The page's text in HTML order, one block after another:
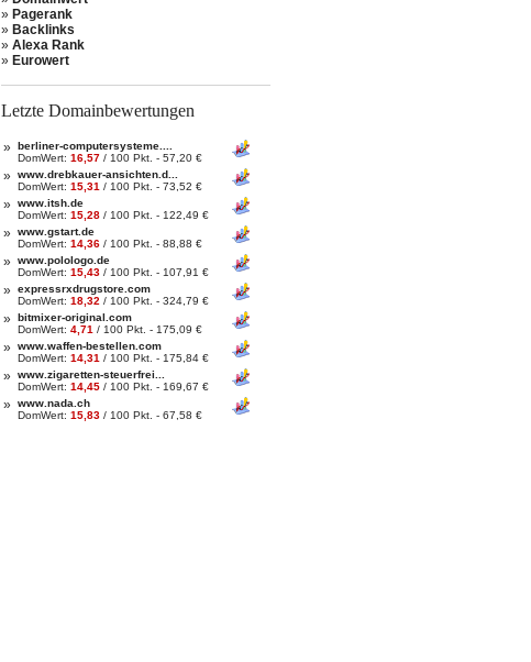
» Pagerank
» Backlinks
» Alexa Rank
» Eurowert
Letzte Domainbewertungen
» berliner-computersysteme....
DomWert: 16,57 / 100 Pkt. - 57,20 €
» www.drebkauer-ansichten.d...
DomWert: 15,31 / 100 Pkt. - 73,52 €
» www.itsh.de
DomWert: 15,28 / 100 Pkt. - 122,49 €
» www.gstart.de
DomWert: 14,36 / 100 Pkt. - 88,88 €
» www.polologo.de
DomWert: 15,43 / 100 Pkt. - 107,91 €
» expressrxdrugstore.com
DomWert: 18,32 / 100 Pkt. - 324,79 €
» bitmixer-original.com
DomWert: 4,71 / 100 Pkt. - 175,09 €
» www.waffen-bestellen.com
DomWert: 14,31 / 100 Pkt. - 175,84 €
» www.zigaretten-steuerfrei...
DomWert: 14,45 / 100 Pkt. - 169,67 €
» www.nada.ch
DomWert: 15,83 / 100 Pkt. - 67,58 €